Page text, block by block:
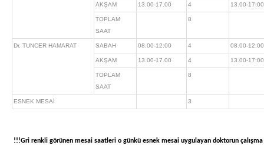
AKŞAM 13.00-17.00 4 13.00-17:00
TOPLAM
SAAT
8
Dr. TUNCER HAMARAT SABAH 08.00-12:00 4 08.00-12:00
AKŞAM 13.00-17.00 4 13.00-17:00
TOPLAM
SAAT
8
ESNEK MESAİ 3
!!!Gri renkli görünen mesai saatleri o günkü esnek mesai uygulayan doktorun